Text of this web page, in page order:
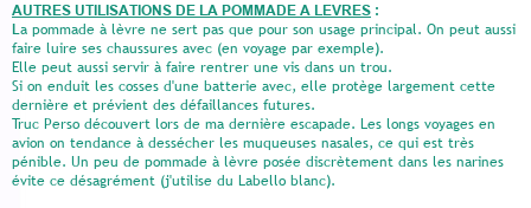
AUTRES UTILISATIONS DE LA POMMADE A LEVRES :
La pommade à lèvre ne sert pas que pour son usage principal. On peut aussi
faire luire ses chaussures avec (en voyage par exemple).
Elle peut aussi servir à faire rentrer une vis dans un trou.
Si on enduit les cosses d'une batterie avec, elle protège largement cette
dernière et prévient des défaillances futures.
Truc Perso découvert lors de ma dernière escapade. Les longs voyages en
avion on tendance à dessécher les muqueuses nasales, ce qui est très
pénible. Un peu de pommade à lèvre posée discrètement dans les narines
évite ce désagrément (j'utilise du Labello blanc).